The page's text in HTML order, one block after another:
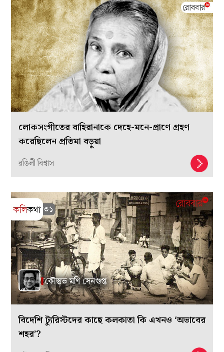
লোকসংগীতের বাহিরানাকে দেহে-মনে-প্রাণে গ্রহণ
করেছিলেন প্রতিমা বড়ুয়া
রঙিলী বিশ্বাস
বিদেশি ট্যুরিস্টদের কাছে কলকাতা কি এখনও ‘অভাবের
শহর’?